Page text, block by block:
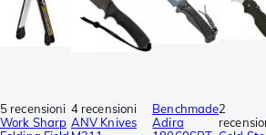
5 recensioni
Work Sharp
4 recensioni
ANV Knives
Benchmade
Adira
2